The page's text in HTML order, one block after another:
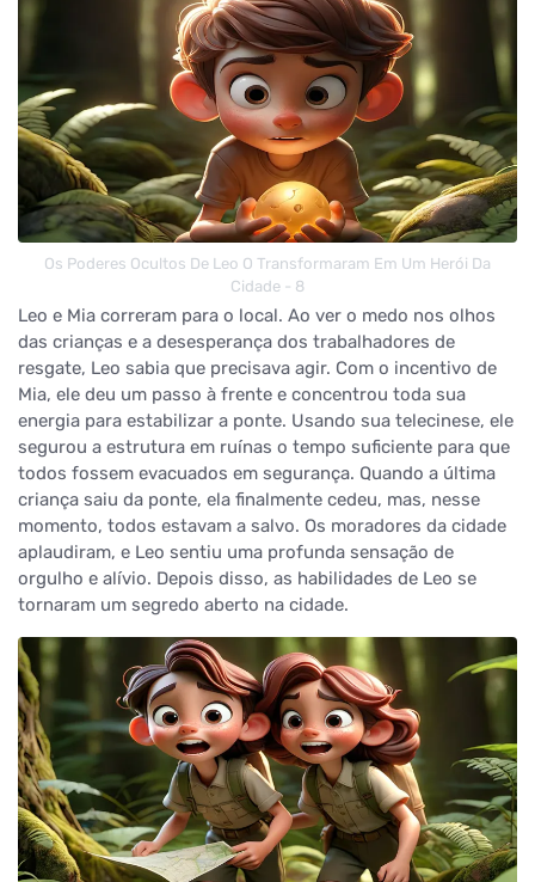
Os Poderes Ocultos De Leo O Transformaram Em Um Herói Da
Cidade - 8
Leo e Mia correram para o local. Ao ver o medo nos olhos
das crianças e a desesperança dos trabalhadores de
resgate, Leo sabia que precisava agir. Com o incentivo de
Mia, ele deu um passo à frente e concentrou toda sua
energia para estabilizar a ponte. Usando sua telecinese, ele
segurou a estrutura em ruínas o tempo suficiente para que
todos fossem evacuados em segurança. Quando a última
criança saiu da ponte, ela finalmente cedeu, mas, nesse
momento, todos estavam a salvo. Os moradores da cidade
aplaudiram, e Leo sentiu uma profunda sensação de
orgulho e alívio. Depois disso, as habilidades de Leo se
tornaram um segredo aberto na cidade.